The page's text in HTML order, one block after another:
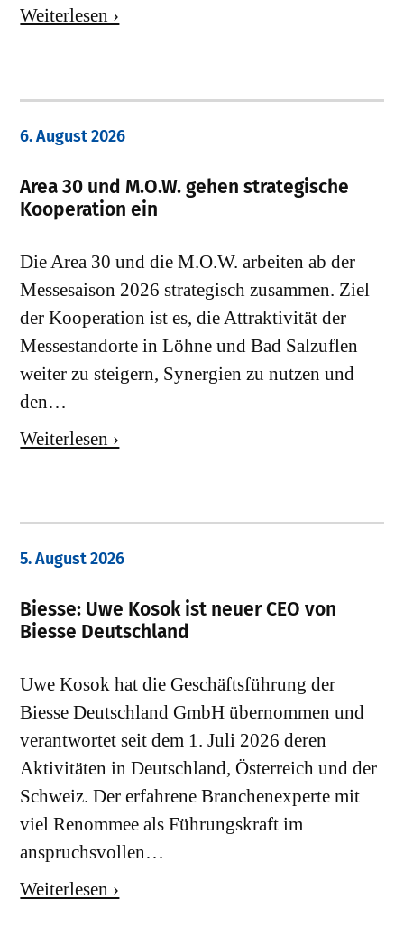
Weiterlesen ›
6. August 2026
Area 30 und M.O.W. gehen strategische
Kooperation ein
Die Area 30 und die M.O.W. arbeiten ab der
Messesaison 2026 strategisch zusammen. Ziel
der Kooperation ist es, die Attraktivität der
Messestandorte in Löhne und Bad Salzuflen
weiter zu steigern, Synergien zu nutzen und
den…
Weiterlesen ›
5. August 2026
Biesse: Uwe Kosok ist neuer CEO von
Biesse Deutschland
Uwe Kosok hat die Geschäftsführung der
Biesse Deutschland GmbH übernommen und
verantwortet seit dem 1. Juli 2026 deren
Aktivitäten in Deutschland, Österreich und der
Schweiz. Der erfahrene Branchenexperte mit
viel Renommee als Führungskraft im
anspruchsvollen…
Weiterlesen ›